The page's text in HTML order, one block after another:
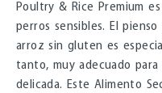
Poultry & Rice Premium
perros sensibles. El
arroz sin gluten es
tanto, muy adecuado
delicada. Este Alimento